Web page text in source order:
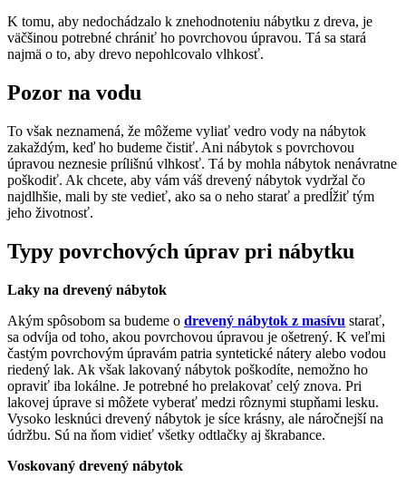
K tomu, aby nedochádzalo k znehodnoteniu nábytku z dreva, je
väčšinou potrebné chrániť ho povrchovou úpravou. Tá sa stará
najmä o to, aby drevo nepohlcovalo vlhkosť.
Pozor na vodu
To však neznamená, že môžeme vyliať vedro vody na nábytok
zakaždým, keď ho budeme čistiť. Ani nábytok s povrchovou
úpravou neznesie prílišnú vlhkosť. Tá by mohla nábytok nenávratne
poškodiť. Ak chcete, aby vám váš drevený nábytok vydržal čo
najdlhšie, mali by ste vedieť, ako sa o neho starať a predĺžiť tým
jeho životnosť.
Typy povrchových úprav pri nábytku
Laky na drevený nábytok
Akým spôsobom sa budeme o drevený nábytok z masívu starať,
sa odvíja od toho, akou povrchovou úpravou je ošetrený. K veľmi
častým povrchovým úpravám patria syntetické nátery alebo vodou
riedený lak. Ak však lakovaný nábytok poškodíte, nemožno ho
opraviť iba lokálne. Je potrebné ho prelakovať celý znova. Pri
lakovej úprave si môžete vyberať medzi rôznymi stupňami lesku.
Vysoko lesknúci drevený nábytok je síce krásny, ale náročnejší na
údržbu. Sú na ňom vidieť všetky odtlačky aj škrabance.
Voskovaný drevený nábytok